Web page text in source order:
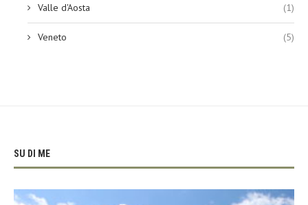
Valle d'Aosta (1)
Veneto (5)
SU DI ME